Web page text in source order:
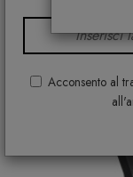
Acconsento al